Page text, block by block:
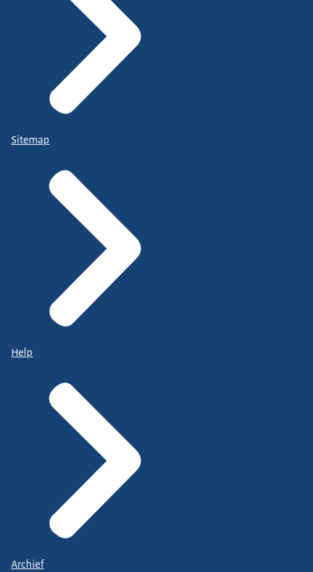
Sitemap
Help
Archief